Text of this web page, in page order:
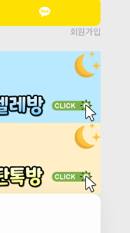
회원가입